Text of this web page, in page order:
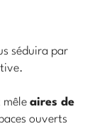
séduira par
mêle aires de
ouverts